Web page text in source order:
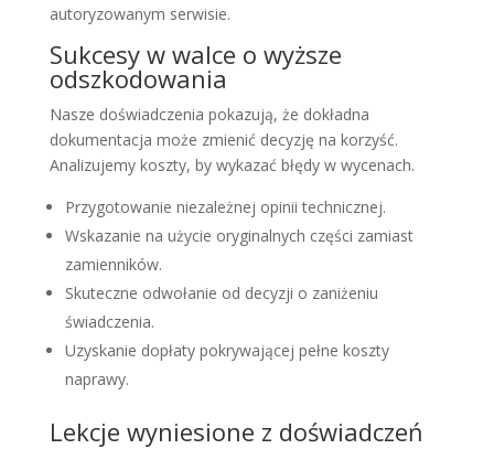
autoryzowanym serwisie.
Sukcesy w walce o wyższe
odszkodowania
Nasze doświadczenia pokazują, że dokładna
dokumentacja może zmienić decyzję na korzyść.
Analizujemy koszty, by wykazać błędy w wycenach.
Przygotowanie niezależnej opinii technicznej.
Wskazanie na użycie oryginalnych części zamiast
zamienników.
Skuteczne odwołanie od decyzji o zaniżeniu
świadczenia.
Uzyskanie dopłaty pokrywającej pełne koszty
naprawy.
Lekcje wyniesione z doświadczeń